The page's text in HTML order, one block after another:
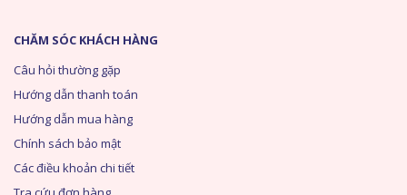
CHĂM SÓC KHÁCH HÀNG
Câu hỏi thường gặp
Hướng dẫn thanh toán
Hướng dẫn mua hàng
Chính sách bảo mật
Các điều khoản chi tiết